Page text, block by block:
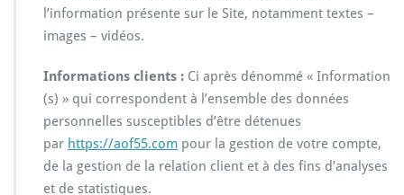
l’information présente sur le Site, notamment textes –
images – vidéos.
Informations clients : Ci après dénommé « Information
(s) » qui correspondent à l’ensemble des données
personnelles susceptibles d’être détenues
par https://aof55.com pour la gestion de votre compte,
de la gestion de la relation client et à des fins d’analyses
et de statistiques.